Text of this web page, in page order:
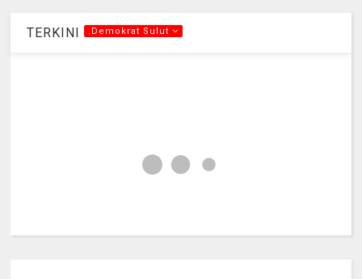
TERKINI .Demokrat Sulut